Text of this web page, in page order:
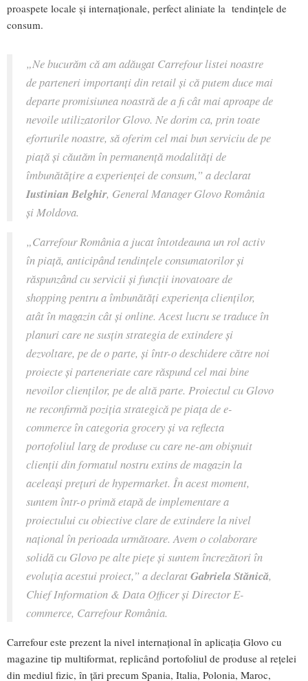
proaspete locale și internaționale, perfect aliniate la tendințele de
consum.
„Ne bucurăm că am adăugat Carrefour listei noastre
de parteneri importanți din retail și că putem duce mai
departe promisiunea noastră de a fi cât mai aproape de
nevoile utilizatorilor Glovo. Ne dorim ca, prin toate
eforturile noastre, să oferim cel mai bun serviciu de pe
piață și căutăm în permanență modalități de
îmbunătățire a experienței de consum,” a declarat
Iustinian Belghir, General Manager Glovo România
și Moldova.
„Carrefour România a jucat întotdeauna un rol activ
în piață, anticipând tendințele consumatorilor și
răspunzând cu servicii și funcții inovatoare de
shopping pentru a îmbunătăți experiența clienților,
atât în magazin cât și online. Acest lucru se traduce în
planuri care ne susțin strategia de extindere și
dezvoltare, pe de o parte, și într-o deschidere către noi
proiecte și parteneriate care răspund cel mai bine
nevoilor clienților, pe de altă parte. Proiectul cu Glovo
ne reconfirmă poziția strategică pe piața de e-
commerce în categoria grocery și va reflecta
portofoliul larg de produse cu care ne-am obișnuit
clienții din formatul nostru extins de magazin la
aceleași prețuri de hypermarket. În acest moment,
suntem într-o primă etapă de implementare a
proiectului cu obiective clare de extindere la nivel
național în perioada următoare. Avem o colaborare
solidă cu Glovo pe alte piețe și suntem încrezători în
evoluția acestui proiect,” a declaratGabriela Stănică,
Chief Information & Data Officer și Director E-
commerce, Carrefour România.
Carrefour este prezent la nivel internațional în aplicația Glovo cu
magazine tip multiformat, replicând portofoliul de produse al rețelei
din mediul fizic, în țări precum Spania, Italia, Polonia, Maroc,